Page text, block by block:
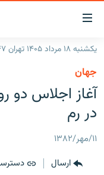
لینک‌های
قابلیت
دسترسی
بازگشت
به
اصلی
رفتن
به
صفحه
ایران
جهان
برنامه‌های رادیویی
پادکست
چندرسانه‌ای
یکشنبه ۱۸ مرداد ۱۴۰۵ تهران ۱۳:۴۷
جهان
آغاز اجلاس دو
در رم
۱۱/مهر/۱۳۸۲
ارسال